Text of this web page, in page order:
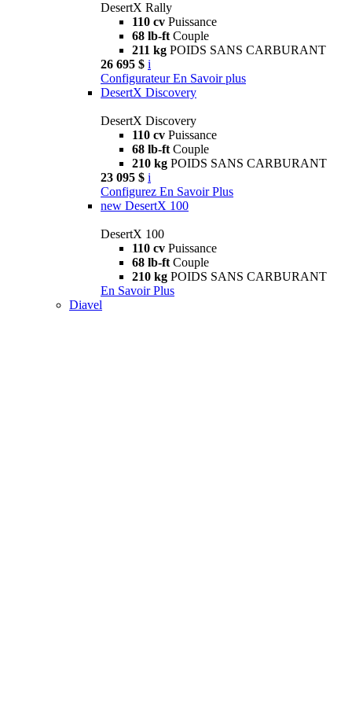
DesertX Rally
110 cv Puissance
68 lb-ft Couple
211 kg POIDS SANS CARBURANT
26 695 $ i
Configurateur En Savoir plus
DesertX Discovery
DesertX Discovery
110 cv Puissance
68 lb-ft Couple
210 kg POIDS SANS CARBURANT
23 095 $ i
Configurez En Savoir Plus
new DesertX 100
DesertX 100
110 cv Puissance
68 lb-ft Couple
210 kg POIDS SANS CARBURANT
En Savoir Plus
Diavel